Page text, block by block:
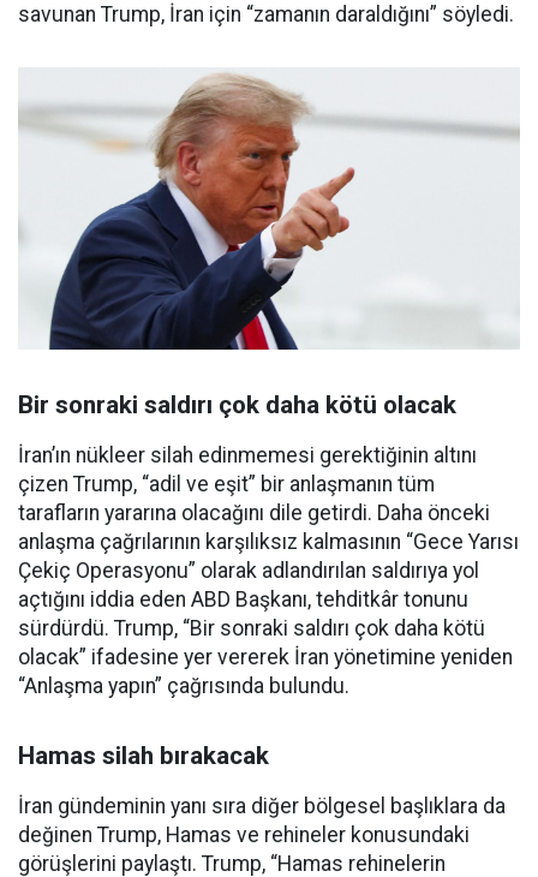
savunan Trump, İran için “zamanın daraldığını” söyledi.
Bir sonraki saldırı çok daha kötü olacak
İran’ın nükleer silah edinmemesi gerektiğinin altını
çizen Trump, “adil ve eşit” bir anlaşmanın tüm
tarafların yararına olacağını dile getirdi. Daha önceki
anlaşma çağrılarının karşılıksız kalmasının “Gece Yarısı
Çekiç Operasyonu” olarak adlandırılan saldırıya yol
açtığını iddia eden ABD Başkanı, tehditkâr tonunu
sürdürdü. Trump, “Bir sonraki saldırı çok daha kötü
olacak” ifadesine yer vererek İran yönetimine yeniden
“Anlaşma yapın” çağrısında bulundu.
Hamas silah bırakacak
İran gündeminin yanı sıra diğer bölgesel başlıklara da
değinen Trump, Hamas ve rehineler konusundaki
görüşlerini paylaştı. Trump, “Hamas rehinelerin